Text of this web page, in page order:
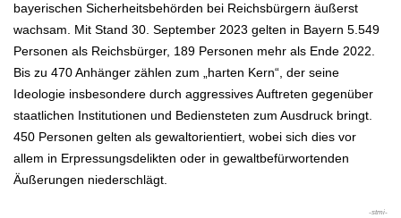
bayerischen Sicherheitsbehörden bei Reichsbürgern äußerst
wachsam. Mit Stand 30. September 2023 gelten in Bayern 5.549
Personen als Reichsbürger, 189 Personen mehr als Ende 2022.
Bis zu 470 Anhänger zählen zum „harten Kern“, der seine
Ideologie insbesondere durch aggressives Auftreten gegenüber
staatlichen Institutionen und Bediensteten zum Ausdruck bringt.
450 Personen gelten als gewaltorientiert, wobei sich dies vor
allem in Erpressungsdelikten oder in gewaltbefürwortenden
Äußerungen niederschlägt.
-stmi-